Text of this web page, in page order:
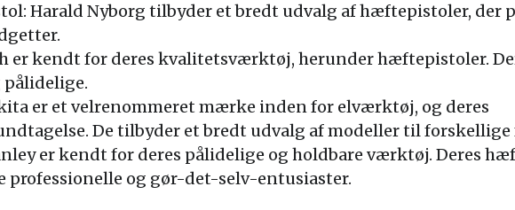
Harald Nyborg tilbyder et bredt udvalg af hæftepistoler, der
er kendt for deres kvalitetsværktøj, herunder hæftepistoler.
pålidelige.
er et velrenommeret mærke inden for elværktøj, og deres
De tilbyder et bredt udvalg af modeller til forskellige
er kendt for deres pålidelige og holdbare værktøj. Deres
professionelle og gør-det-selv-entusiaster.